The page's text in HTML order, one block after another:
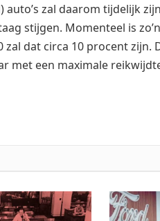
zal daarom tijdelijk
stijgen. Momenteel is
dat circa 10 procent zijn.
met een maximale